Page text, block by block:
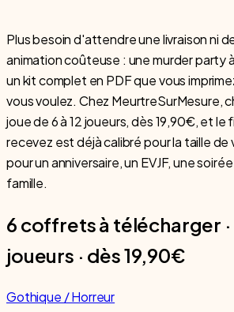
Plus besoin d'attendre une livraison ni
animation coûteuse : une murder party
un kit complet en PDF que vous
vous voulez. Chez MeurtreSurMesure,
joue de 6 à 12 joueurs, dès 19,90€, et le
recevez est déjà calibré pour la taille
pour un anniversaire, un EVJF, une
famille.
6 coffrets à télécharger ·
joueurs · dès 19,90€
Gothique / Horreur